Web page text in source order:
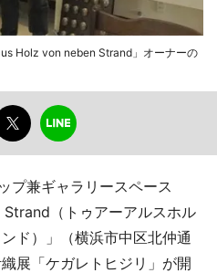
Holz von neben Strand」オーナーの
プ兼ギャラリースペース
（トゥアーアルスホル
ド）」（横浜市中区北仲通
展「ケガレトヒジリ」が開